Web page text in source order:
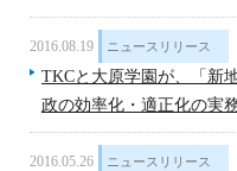
2016.08.19 ニュースリリース
TKCと大原学園が、「新
政の効率化・適正化の実
2016.05.26 ニュースリリース